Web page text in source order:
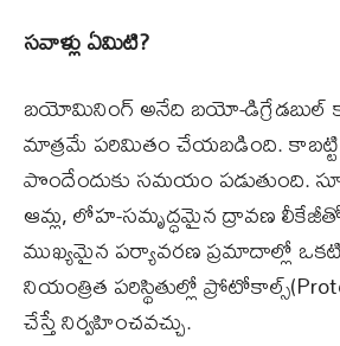
సవాళ్లు ఏమిటి?
బయోమినింగ్ అనేది బయో-డిగ్రేడబుల్
మాత్రమే పరిమితం చేయబడింది.
పొందేందుకు సమయం పడుతుంది.
ఆమ్ల, లోహ-సమృద్ధమైన ద్రావణ
ముఖ్యమైన పర్యావరణ ప్రమాదాల్లో
నియంత్రిత పరిస్థితుల్లో
చేస్తే నిర్వహించవచ్చు.